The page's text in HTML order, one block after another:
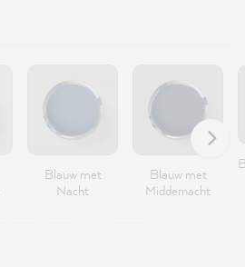
Blauw met
Nacht
Blauw met
Middernacht